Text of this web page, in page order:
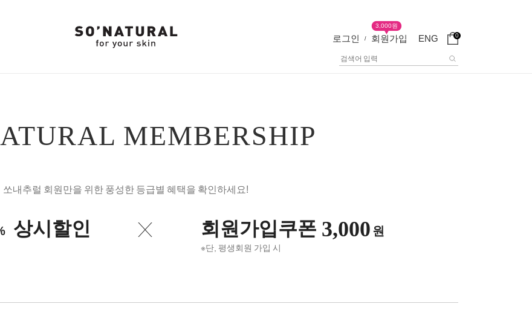
로그인 / 회원가입
3,000원
ENG 0
MEMBERSHIP
쏘내추럴 회원만을 위한 풍성한 등급별 혜택을 확인하세요!
상시할인 회원가입쿠폰 3,000 원
※단, 평생회원 가입 시